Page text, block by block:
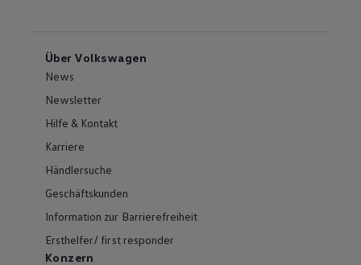
Über Volkswagen
News
Newsletter
Hilfe & Kontakt
Karriere
Händlersuche
Geschäftskunden
Information zur Barrierefreiheit
Ersthelfer/ first responder
Konzern